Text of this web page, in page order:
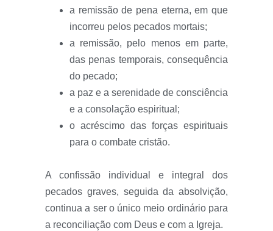
a remissão de pena eterna, em que
incorreu pelos pecados mortais;
a remissão, pelo menos em parte,
das penas temporais, consequência
do pecado;
a paz e a serenidade de consciência
e a consolação espiritual;
o acréscimo das forças espirituais
para o combate cristão.
A confissão individual e integral dos
pecados graves, seguida da absolvição,
continua a ser o único meio ordinário para
a reconciliação com Deus e com a Igreja.